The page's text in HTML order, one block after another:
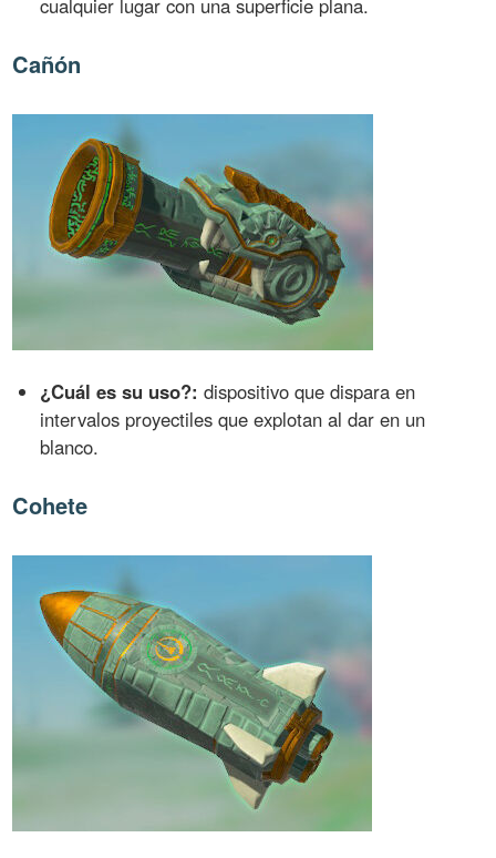
Cañón
¿Cuál es su uso?: dispositivo que dispara en
intervalos proyectiles que explotan al dar en un
blanco.
Cohete